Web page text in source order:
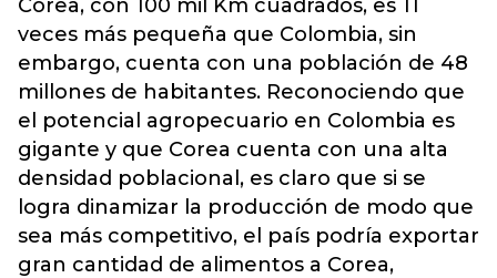
Corea, con 100 mil Km cuadrados, es 11
veces más pequeña que Colombia, sin
embargo, cuenta con una población de 48
millones de habitantes. Reconociendo que
el potencial agropecuario en Colombia es
gigante y que Corea cuenta con una alta
densidad poblacional, es claro que si se
logra dinamizar la producción de modo que
sea más competitivo, el país podría exportar
gran cantidad de alimentos a Corea,